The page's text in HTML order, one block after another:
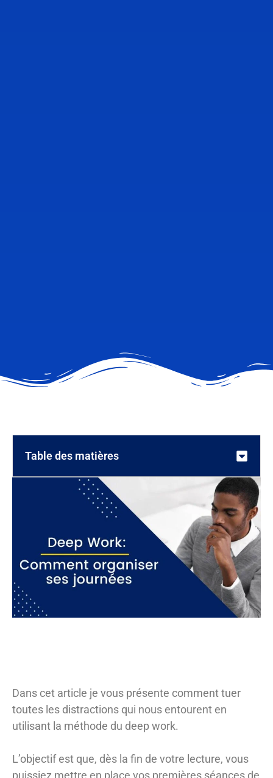
Table des matières
Dans cet article je vous présente comment tuer
toutes les distractions qui nous entourent en
utilisant la méthode du deep work.
L’objectif est que, dès la fin de votre lecture, vous
puissiez mettre en place vos premières séances de